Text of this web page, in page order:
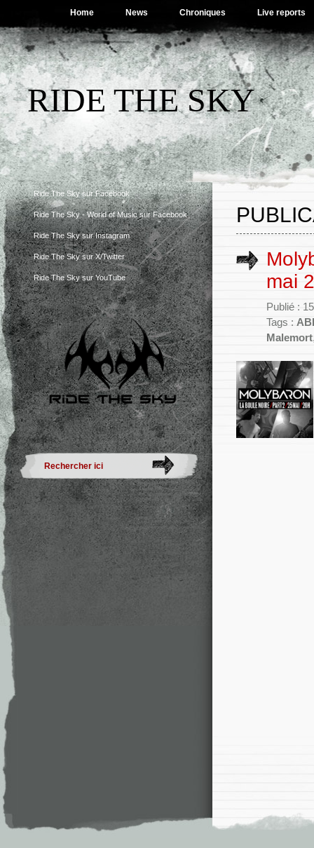
Home News Chroniques Live reports
RIDE THE SKY
Ride The Sky sur Facebook
Ride The Sky - World of Music sur Facebook
Ride The Sky sur Instagram
Ride The Sky sur X/Twitter
Ride The Sky sur YouTube
mai
Publié :
Tags :
Malemort